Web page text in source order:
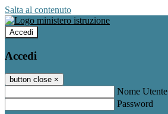
Salta al contenuto
Accedi
Accedi
button close ×
Nome Utente
Password